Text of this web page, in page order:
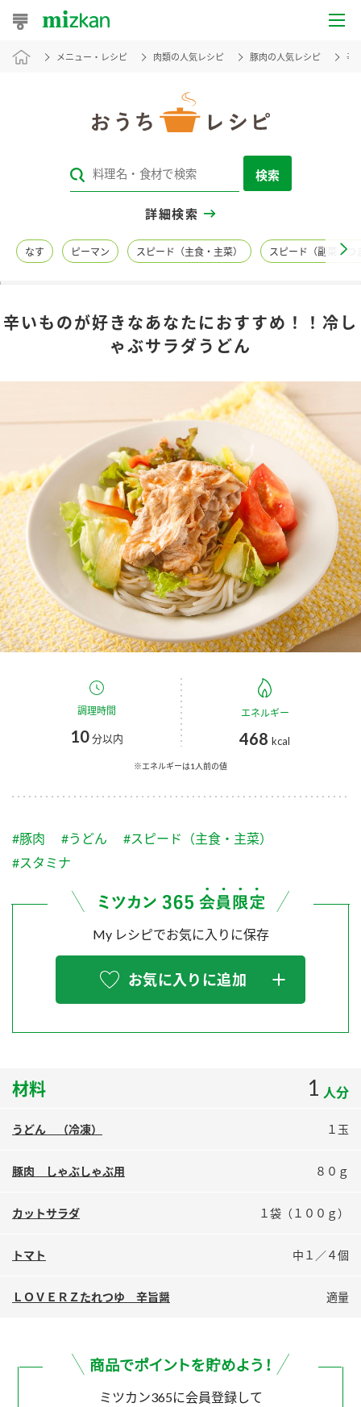
おうちレシピ
レシピカテゴリ一覧
レシピ名特集
商品情報
酢 調味酢
お酢ドリンク ぽん酢
みりん風・料理酒 鍋用調味料
つゆ
スープ
キャンペーン情報
ブランド・スペシャルサイト
ブランド・スペシャルサイト トップ
商品ブランドサイト
Fibee（ファイビー）
くらしプラ酢
カンタン酢
かおりの蔵
納豆のサイト
PIN印
三ツ判山吹
スペシャルサイト
お酢を知ろう！
すしラボ
ぽん酢サワー
鍋奉行マニュアル
ミツカンのCM
人気商品 ＋ おすすめレシピ
企業情報
国内事業概要
ミツカングループについて
企業理念
ミツカンを知る
環境への取り組み
各部門が大切にしていること
キッザニア東京「ぽん酢工房」
お客様相談センター
販売終了製品のご案内
よくあるご質問
地図から取り扱い店舗を探す
検索
業務用サイト ミツカングループについて 製造所固有記号一覧
メニュー・レシピ 肉類の人気レシピ 豚肉の人気レシピ 辛
検索
詳細検索
なす ピーマン スピード（主食・主菜） スピード（副菜・つ
辛いものが好きなあなたにおすすめ！！冷し
ゃぶサラダうどん
調理時間
10分以内
エネルギー
468 kcal
※エネルギーは1人前の値
#豚肉 #うどん
#スピード（主食・主菜）
#スタミナ
My レシピでお気に入りに保存
お気に入りに追加
材料 1 人分
うどん （冷凍） １玉
豚肉 しゃぶしゃぶ用 ８０ｇ
カットサラダ １袋（１００ｇ）
トマト 中１／４個
ＬＯＶＥＲＺたれつゆ 辛旨醤 適量
ミツカン365に会員登録して